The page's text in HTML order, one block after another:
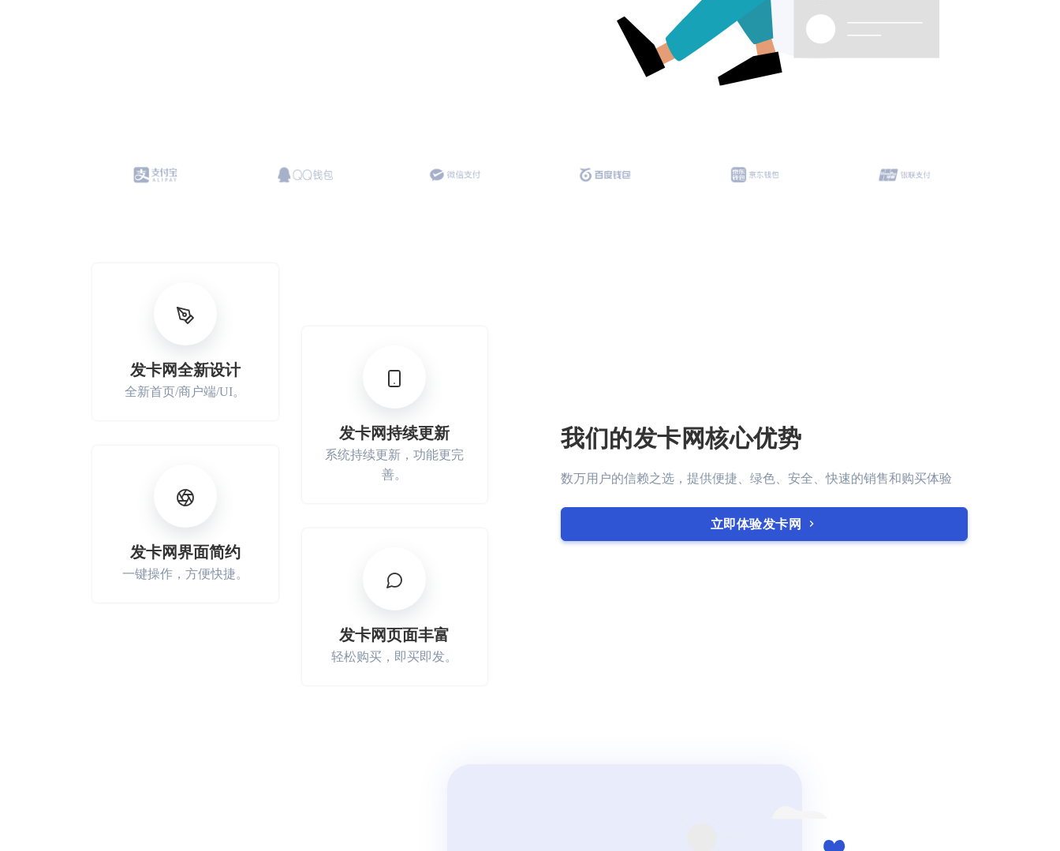
发卡网全新设计
全新首页/商户端/UI。
发卡网界面简约
一键操作，方便快捷。
发卡网持续更新
系统持续更新，功能更完
善。
发卡网页面丰富
轻松购买，即买即发。
我们的发卡网核心优势
数万用户的信赖之选，提供便捷、绿色、安全、快速的销售和购买体验
立即体验发卡网